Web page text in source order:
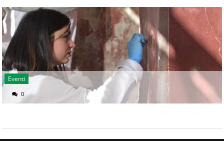
Eventi
0